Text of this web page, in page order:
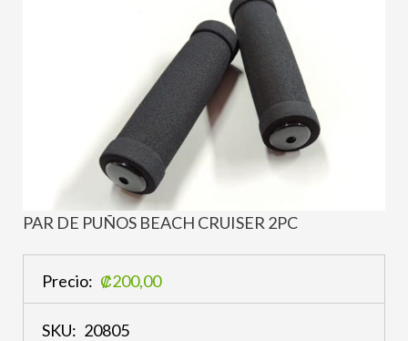
PAR DE PUÑOS BEACH CRUISER 2PC
Precio: ₡200,00
SKU: 20805